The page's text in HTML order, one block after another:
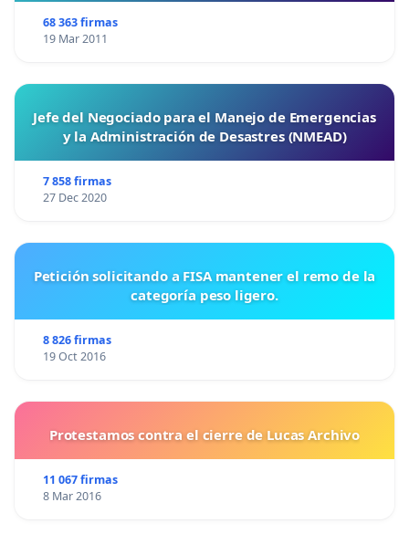
68 363 firmas
19 Mar 2011
Jefe del Negociado para el Manejo de Emergencias
y la Administración de Desastres (NMEAD)
7 858 firmas
27 Dec 2020
Petición solicitando a FISA mantener el remo de la
categoría peso ligero.
8 826 firmas
19 Oct 2016
Protestamos contra el cierre de Lucas Archivo
11 067 firmas
8 Mar 2016